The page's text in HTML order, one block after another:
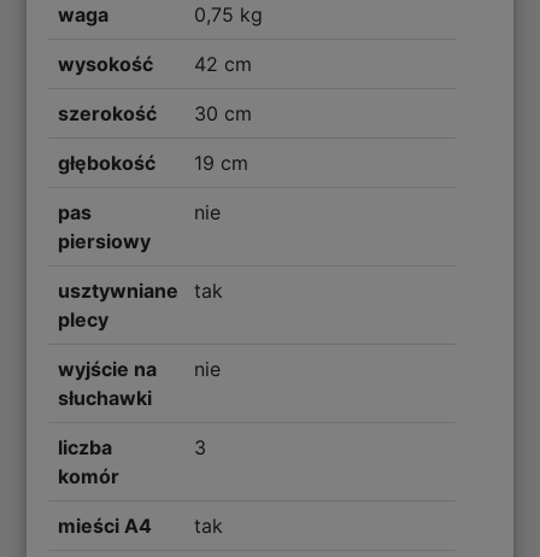
waga 0,75 kg
wysokość 42 cm
szerokość 30 cm
głębokość 19 cm
pas
piersiowy
nie
usztywniane
plecy
tak
wyjście na
słuchawki
nie
liczba
komór
3
mieści A4 tak